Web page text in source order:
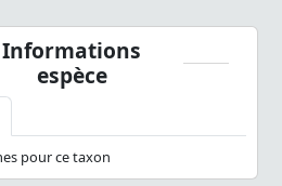
Informations
espèce
pour ce taxon